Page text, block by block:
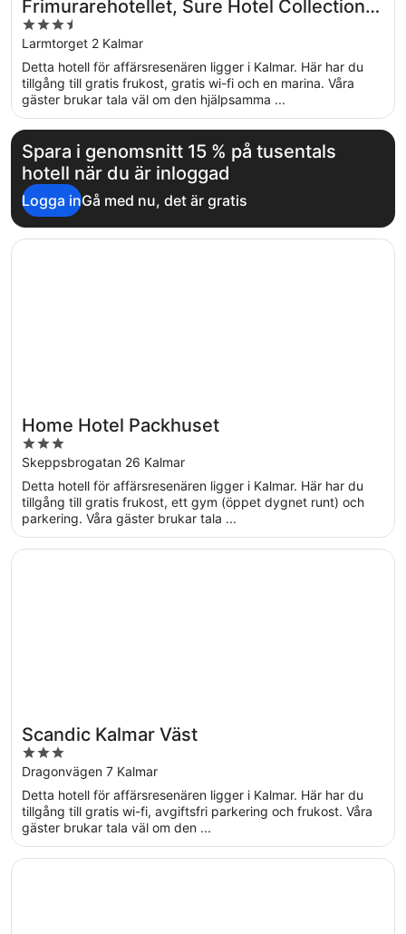
Frimurarehotellet, Sure Hotel Collection
by Best Western
3.5
out
of
5
Larmtorget 2 Kalmar
Detta hotell för affärsresenären ligger i Kalmar. Här har du
tillgång till gratis frukost, gratis wi-fi och en marina. Våra
gäster brukar tala väl om den hjälpsamma ...
Spara i genomsnitt 15 % på tusentals
hotell när du är inloggad
Logga inGå med nu, det är gratis
Home Hotel Packhuset
3
out
of
5
Skeppsbrogatan 26 Kalmar
Detta hotell för affärsresenären ligger i Kalmar. Här har du
tillgång till gratis frukost, ett gym (öppet dygnet runt) och
parkering. Våra gäster brukar tala ...
Öppnas i ett nytt fönster
Home Hotel Packhuset
Scandic Kalmar Väst
3
out
of
5
Dragonvägen 7 Kalmar
Detta hotell för affärsresenären ligger i Kalmar. Här har du
tillgång till gratis wi-fi, avgiftsfri parkering och frukost. Våra
gäster brukar tala väl om den ...
Öppnas i ett nytt fönster
Scandic Kalmar Väst
Öppnas i ett nytt fönster
Kalmar Hotell